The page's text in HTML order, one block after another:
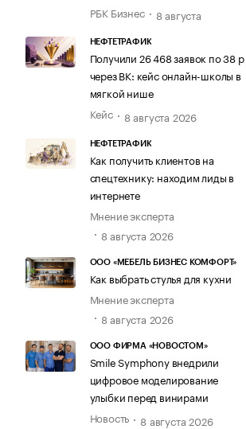
РБК Бизнес
8 августа
НЕФТЕТРАФИК
Получили 26 468 заявок по 38 р
через ВК: кейс онлайн-школы в
мягкой нише
Кейс
8 августа 2026
НЕФТЕТРАФИК
Как получить клиентов на
спецтехнику: находим лиды в
интернете
Мнение эксперта
8 августа 2026
ООО «МЕБЕЛЬ БИЗНЕС КОМФОРТ»
Как выбрать стулья для кухни
Мнение эксперта
8 августа 2026
ООО ФИРМА «НОВОСТОМ»
Smile Symphony внедрили
цифровое моделирование
улыбки перед винирами
Новость
8 августа 2026